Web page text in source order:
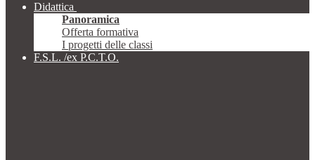
Didattica
Panoramica
Offerta formativa
I progetti delle classi
F.S.L. /ex P.C.T.O.